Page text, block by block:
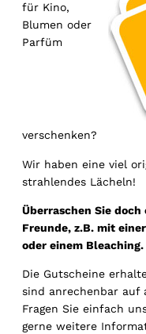
für Kino,
Blumen oder
Parfüm
verschenken?
Wir haben eine viel
strahlendes Lächeln!
Überraschen Sie
Freunde, z.B. mit
oder einem Bleaching.
Die Gutscheine
sind anrechenbar auf
Fragen Sie einfach
gerne weitere